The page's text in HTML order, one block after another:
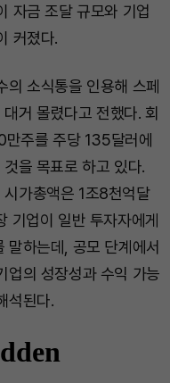
자금 조달 규모와 기업
커졌다.
의 소식통을 인용해 스페
거 몰렸다고 전했다. 회
주를 주당 135달러에
을 목표로 하고 있다.
가총액은 1조8천억달
기업이 일반 투자자에게
말하는데, 공모 단계에서
업의 성장성과 수익 가능
석된다.